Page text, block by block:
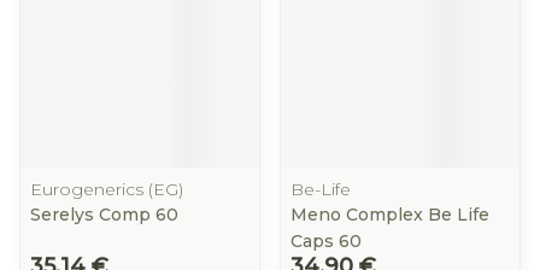
Eurogenerics (EG)
Serelys Comp 60
Be-Life
Meno Complex Be Life
Caps 60